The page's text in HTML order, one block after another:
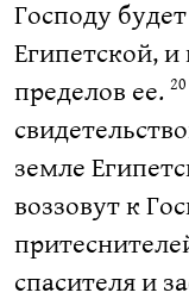
Господу
Египетской,
пределов ее. 20
земле
воззовут к
спасителя и